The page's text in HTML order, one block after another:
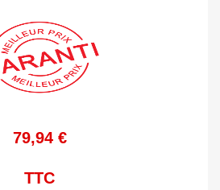
79,94 €
TTC